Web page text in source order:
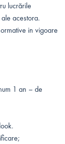
lucrările
acestora.
in vigoare
1 an – de